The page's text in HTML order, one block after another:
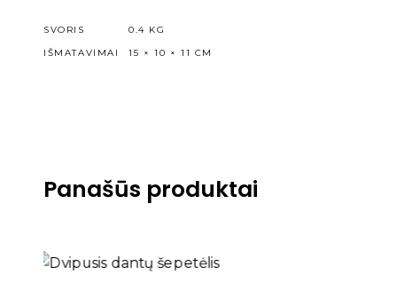
SVORIS
0.4 KG
IŠMATAVIMAI
15 × 10 × 11 CM
Panašūs produktai